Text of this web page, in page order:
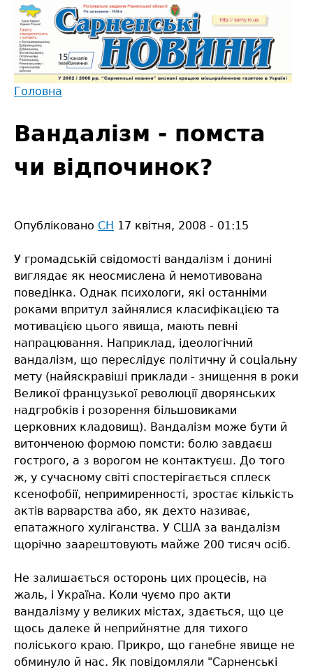
Jump
navigation
є
тут
Головна
to
top
Вандалізм - помста
чи відпочинок?
Опубліковано СН 17 квітня, 2008 - 01:15
У громадській свідомості вандалізм і донині
виглядає як неосмислена й немотивована
поведінка. Однак психологи, які останніми
роками впритул зайнялися класифікацією та
мотивацією цього явища, мають певні
напрацювання. Наприклад, ідеологічний
вандалізм, що переслідує політичну й соціальну
мету (найяскравіші приклади - знищення в роки
Великої французької революції дворянських
надгробків і розорення більшовиками
церковних кладовищ). Вандалізм може бути й
витонченою формою помсти: болю завдаєш
гострого, а з ворогом не контактуєш. До того
ж, у сучасному світі спостерігається сплеск
ксенофобії, непримиренності, зростає кількість
актів варварства або, як дехто називає,
епатажного хуліганства. У США за вандалізм
щорічно заарештовують майже 200 тисяч осіб.
Не залишається осторонь цих процесів, на
жаль, і Україна. Коли чуємо про акти
вандалізму у великих містах, здається, що це
щось далеке й неприйнятне для тихого
поліського краю. Прикро, що ганебне явище не
обминуло й нас. Як повідомляли "Сарненські